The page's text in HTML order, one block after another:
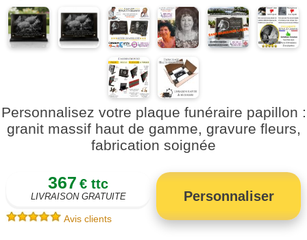
Personnalisez votre plaque funéraire papillon :
granit massif haut de gamme, gravure fleurs,
fabrication soignée
367 € ttc
LIVRAISON GRATUITE Personnaliser
Avis clients